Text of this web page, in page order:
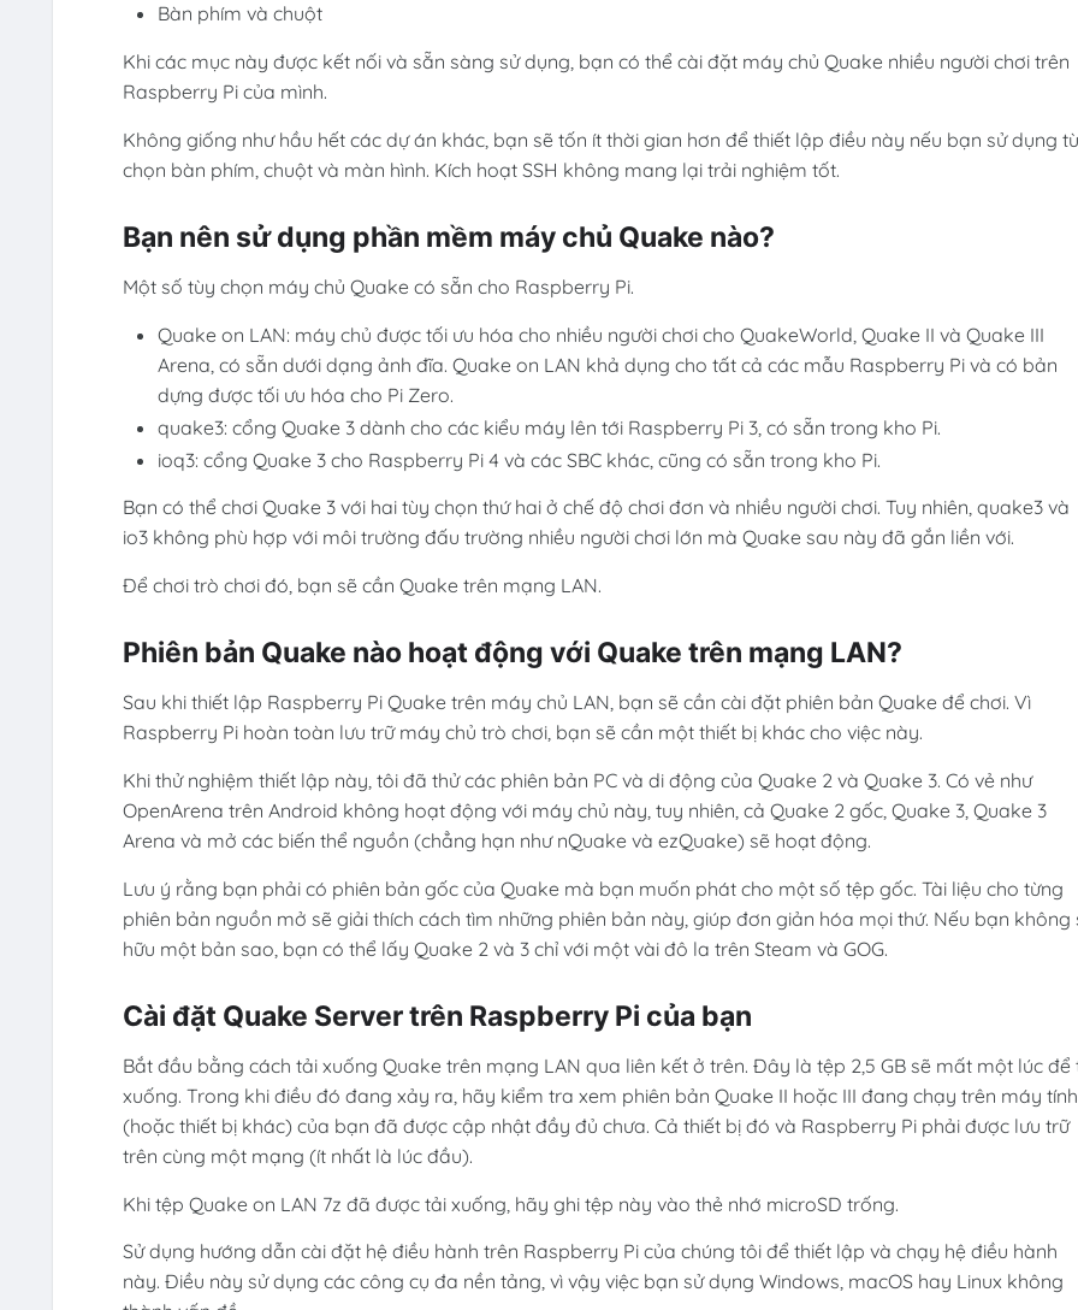
Bàn phím và chuột
Khi các mục này được kết nối và sẵn sàng sử dụng, bạn có thể cài đặt máy chủ Quake nhiều người chơi trên
Raspberry Pi của mình.
Không giống như hầu hết các dự án khác, bạn sẽ tốn ít thời gian hơn để thiết lập điều này nếu bạn sử dụng
chọn bàn phím, chuột và màn hình. Kích hoạt SSH không mang lại trải nghiệm tốt.
Bạn nên sử dụng phần mềm máy chủ Quake nào?
Một số tùy chọn máy chủ Quake có sẵn cho Raspberry Pi.
Quake on LAN: máy chủ được tối ưu hóa cho nhiều người chơi cho QuakeWorld, Quake II và Quake III
Arena, có sẵn dưới dạng ảnh đĩa. Quake on LAN khả dụng cho tất cả các mẫu Raspberry Pi và có bản
dựng được tối ưu hóa cho Pi Zero.
quake3: cổng Quake 3 dành cho các kiểu máy lên tới Raspberry Pi 3, có sẵn trong kho Pi.
ioq3: cổng Quake 3 cho Raspberry Pi 4 và các SBC khác, cũng có sẵn trong kho Pi.
Bạn có thể chơi Quake 3 với hai tùy chọn thứ hai ở chế độ chơi đơn và nhiều người chơi. Tuy nhiên, quake3 và
io3 không phù hợp với môi trường đấu trường nhiều người chơi lớn mà Quake sau này đã gắn liền với.
Để chơi trò chơi đó, bạn sẽ cần Quake trên mạng LAN.
Phiên bản Quake nào hoạt động với Quake trên mạng LAN?
Sau khi thiết lập Raspberry Pi Quake trên máy chủ LAN, bạn sẽ cần cài đặt phiên bản Quake để chơi. Vì
Raspberry Pi hoàn toàn lưu trữ máy chủ trò chơi, bạn sẽ cần một thiết bị khác cho việc này.
Khi thử nghiệm thiết lập này, tôi đã thử các phiên bản PC và di động của Quake 2 và Quake 3. Có vẻ như
OpenArena trên Android không hoạt động với máy chủ này, tuy nhiên, cả Quake 2 gốc, Quake 3, Quake 3
Arena và mở các biến thể nguồn (chẳng hạn như nQuake và ezQuake) sẽ hoạt động.
Lưu ý rằng bạn phải có phiên bản gốc của Quake mà bạn muốn phát cho một số tệp gốc. Tài liệu cho từng
phiên bản nguồn mở sẽ giải thích cách tìm những phiên bản này, giúp đơn giản hóa mọi thứ. Nếu bạn không
hữu một bản sao, bạn có thể lấy Quake 2 và 3 chỉ với một vài đô la trên Steam và GOG.
Cài đặt Quake Server trên Raspberry Pi của bạn
Bắt đầu bằng cách tải xuống Quake trên mạng LAN qua liên kết ở trên. Đây là tệp 2,5 GB sẽ mất một lúc để
xuống. Trong khi điều đó đang xảy ra, hãy kiểm tra xem phiên bản Quake II hoặc III đang chạy trên máy tính
(hoặc thiết bị khác) của bạn đã được cập nhật đầy đủ chưa. Cả thiết bị đó và Raspberry Pi phải được lưu trữ
trên cùng một mạng (ít nhất là lúc đầu).
Khi tệp Quake on LAN 7z đã được tải xuống, hãy ghi tệp này vào thẻ nhớ microSD trống.
Sử dụng hướng dẫn cài đặt hệ điều hành trên Raspberry Pi của chúng tôi để thiết lập và chạy hệ điều hành
này. Điều này sử dụng các công cụ đa nền tảng, vì vậy việc bạn sử dụng Windows, macOS hay Linux không